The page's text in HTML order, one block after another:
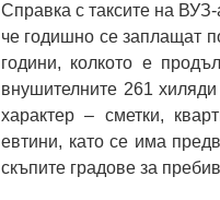
Справка с таксите на
че годишно се заплащат
години, колкото е
внушителните 261
характер – сметки,
евтини, като се има
скъпите градове за